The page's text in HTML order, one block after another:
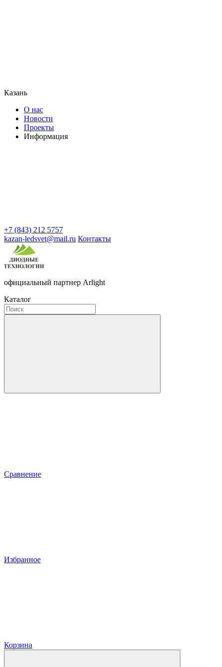
Казань
О нас
Новости
Проекты
Информация
+7 (843) 212 5757
kazan-ledsvet@mail.ru Контакты
официальный партнер Arlight
Каталог
Сравнение
Избранное
Корзина